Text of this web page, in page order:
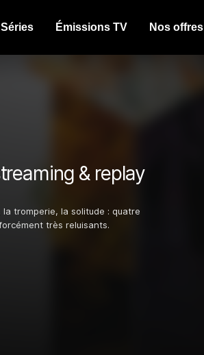
Séries Émissions TV Nos offres
& replay
tromperie, la solitude : quatre
très reluisants.